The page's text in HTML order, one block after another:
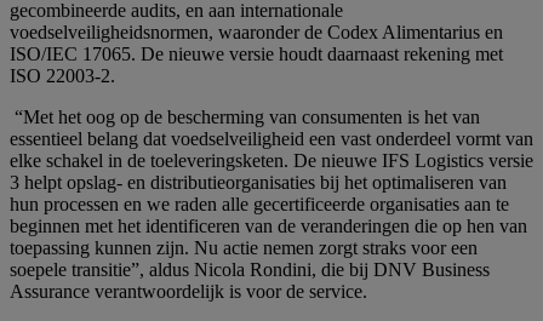
gecombineerde audits, en aan internationale
voedselveiligheidsnormen, waaronder de Codex Alimentarius en
ISO/IEC 17065. De nieuwe versie houdt daarnaast rekening met
ISO 22003-2.
“Met het oog op de bescherming van consumenten is het van
essentieel belang dat voedselveiligheid een vast onderdeel vormt van
elke schakel in de toeleveringsketen. De nieuwe IFS Logistics versie
3 helpt opslag- en distributieorganisaties bij het optimaliseren van
hun processen en we raden alle gecertificeerde organisaties aan te
beginnen met het identificeren van de veranderingen die op hen van
toepassing kunnen zijn. Nu actie nemen zorgt straks voor een
soepele transitie”, aldus Nicola Rondini, die bij DNV Business
Assurance verantwoordelijk is voor de service.